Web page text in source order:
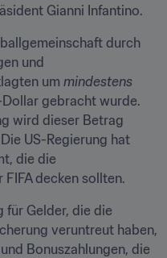
Gianni Infantino.
durch
und
um
gebracht wurde.
wird dieser Betrag
US-Regierung hat
die die
decken sollten.
für Gelder, die die
veruntreut haben,
Bonuszahlungen, die